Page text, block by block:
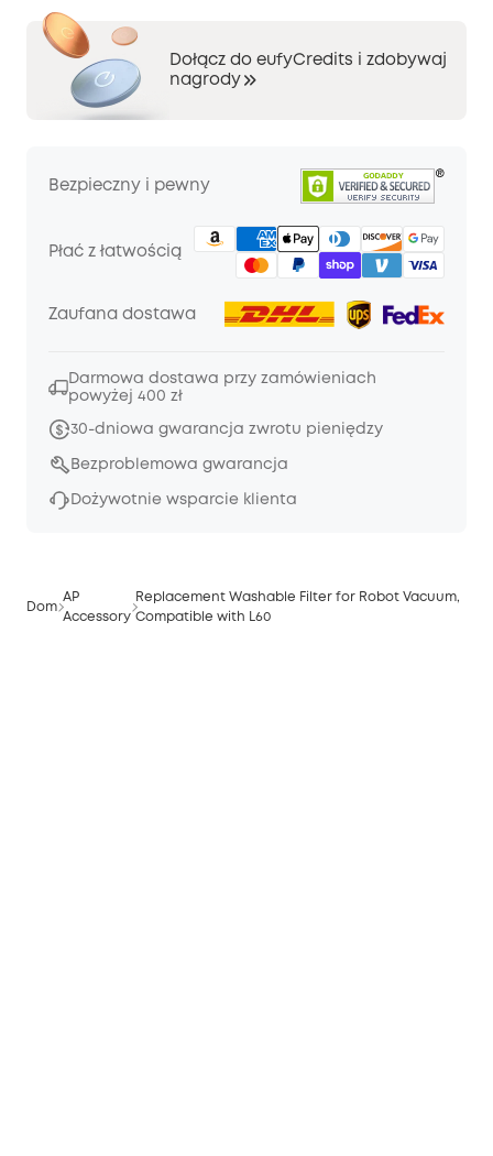
Dołącz do eufyCredits i zdobywaj
nagrody
Bezpieczny i pewny
Płać z łatwością
Zaufana dostawa
Darmowa dostawa przy zamówieniach
powyżej 400 zł
30-dniowa gwarancja zwrotu pieniędzy
Bezproblemowa gwarancja
Dożywotnie wsparcie klienta
Dom
AP
Accessory
Replacement Washable Filter for Robot Vacuum,
Compatible with L60